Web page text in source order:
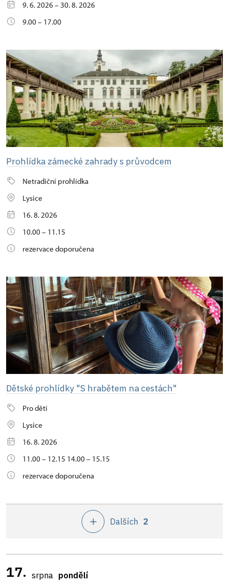
9. 6. 2026 – 30. 8. 2026
9.00 – 17.00
Prohlídka zámecké zahrady s průvodcem
Netradiční prohlídka
Lysice
16. 8. 2026
10.00 – 11.15
rezervace doporučena
Dětské prohlídky "S hrabětem na cestách"
Pro děti
Lysice
16. 8. 2026
11.00 – 12.15 14.00 – 15.15
rezervace doporučena
Dalších 2
17. srpna pondělí